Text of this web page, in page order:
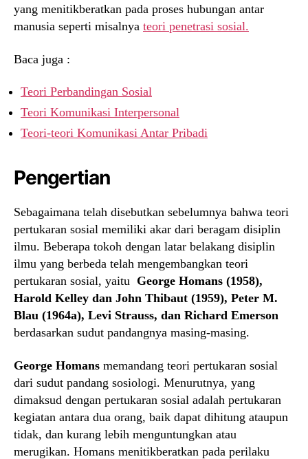
yang menitikberatkan pada proses hubungan antar
manusia seperti misalnya teori penetrasi sosial.
Baca juga :
Teori Perbandingan Sosial
Teori Komunikasi Interpersonal
Teori-teori Komunikasi Antar Pribadi
Pengertian
Sebagaimana telah disebutkan sebelumnya bahwa teori
pertukaran sosial memiliki akar dari beragam disiplin
ilmu. Beberapa tokoh dengan latar belakang disiplin
ilmu yang berbeda telah mengembangkan teori
pertukaran sosial, yaitu George Homans (1958),
Harold Kelley dan John Thibaut (1959), Peter M.
Blau (1964a), Levi Strauss, dan Richard Emerson
berdasarkan sudut pandangnya masing-masing.
George Homans memandang teori pertukaran sosial
dari sudut pandang sosiologi. Menurutnya, yang
dimaksud dengan pertukaran sosial adalah pertukaran
kegiatan antara dua orang, baik dapat dihitung ataupun
tidak, dan kurang lebih menguntungkan atau
merugikan. Homans menitikberatkan pada perilaku